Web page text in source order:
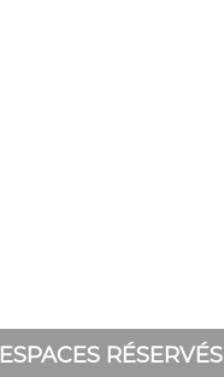
ESPACES RÉSERVÉS